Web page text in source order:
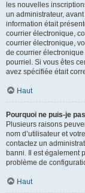
les nouvelles
un administrateur,
information était
courrier électronique,
courrier électronique,
de courrier
pourriel. Si vous êtes
avez spécifiée était
Haut
Pourquoi ne puis-je
Plusieurs raisons
nom d’utilisateur et
contactez un
banni. Il est également
problème de
Haut